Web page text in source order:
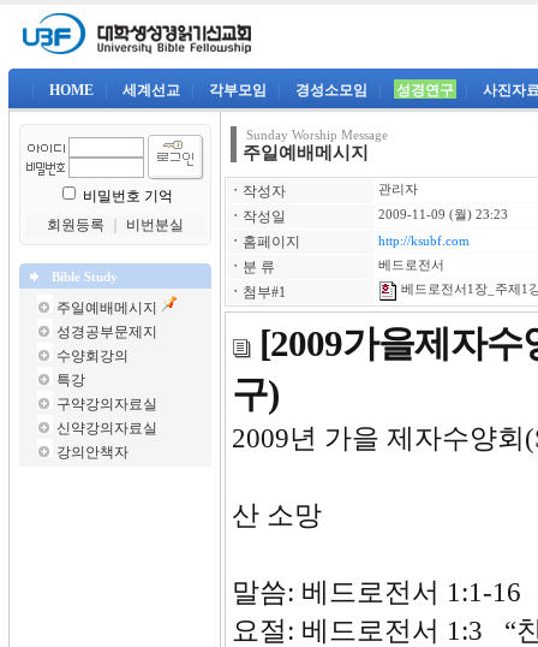
HOME 세계선교 각부모임 경성소모임 성경연구 사진자
비밀번호 기억
회원등록
비번분실
Bible Study
주일예배메시지
성경공부문제지
수양회강의
특강
구약강의자료실
신약강의자료실
강의안책자
Sunday Worship Message
주일예배메시지
ㆍ 작성자 관리자
ㆍ 작성일 2009-11-09 (월) 23:23
ㆍ 홈페이지 http://ksubf.com
ㆍ 분 류 베드로전서
ㆍ 첨부#1 베드로전서1장_주제1
[2009가을제자
구)
2009년 가을 제자수양회
산 소망
말씀: 베드로전서 1:1-16
요절: 베드로전서 1:3 “